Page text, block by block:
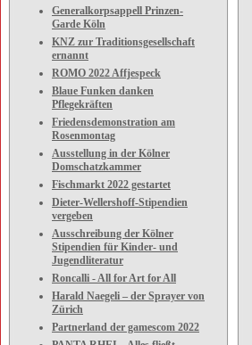
Generalkorpsappell Prinzen-
Garde Köln
KNZ zur Traditionsgesellschaft
ernannt
ROMO 2022 Affjespeck
Blaue Funken danken
Pflegekräften
Friedensdemonstration am
Rosenmontag
Ausstellung in der Kölner
Domschatzkammer
Fischmarkt 2022 gestartet
Dieter-Wellershoff-Stipendien
vergeben
Ausschreibung der Kölner
Stipendien für Kinder- und
Jugendliteratur
Roncalli - All for Art for All
Harald Naegeli – der Sprayer von
Zürich
Partnerland der gamescom 2022